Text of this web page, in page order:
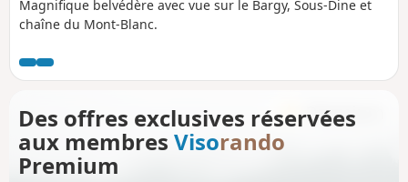
Magnifique belvédère avec vue sur le Bargy, Sous-Dine et
chaîne du Mont-Blanc.
Des offres exclusives réservées
aux membres Visorando
Premium